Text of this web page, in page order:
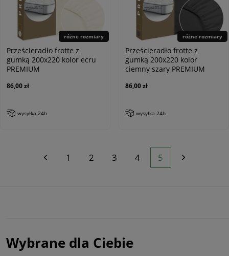
różne rozmiary
Prześcieradło frotte z
gumką 200x220 kolor ecru
PREMIUM
86,00 zł
wysyłka 24h
różne rozmiary
Prześcieradło frotte z
gumką 200x220 kolor
ciemny szary PREMIUM
86,00 zł
wysyłka 24h
1 2 3 4 5
Wybrane dla Ciebie